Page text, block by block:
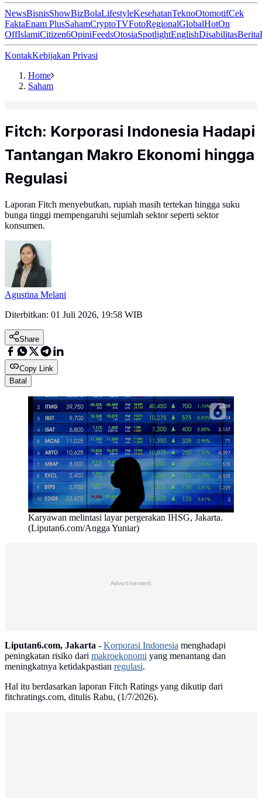
NewsBisnisShowBizBolaLifestyleKesehatanTeknoOtomotifCek
FaktaEnam PlusSahamCryptoTVFotoRegionalGlobalHotOn
OffIslamiCitizen6OpiniFeedsOtosiaSpotlightEnglishDisabilitasBerita
KontakKebijakan Privasi
Home
Saham
Fitch: Korporasi Indonesia Hadapi
Tantangan Makro Ekonomi hingga
Regulasi
Laporan Fitch menyebutkan, rupiah masih tertekan hingga suku
bunga tinggi mempengaruhi sejumlah sektor seperti sektor
konsumen.
Agustina Melani
Diterbitkan: 01 Juli 2026, 19:58 WIB
Share
Copy Link
Batal
Karyawan melintasi layar pergerakan IHSG, Jakarta.
(Liputan6.com/Angga Yuniar)
Advertisement
Liputan6.com, Jakarta - Korporasi Indonesia menghadapi
peningkatan risiko dari makroekonomi yang menantang dan
meningkatnya ketidakpastian regulasi.
Hal itu berdasarkan laporan Fitch Ratings yang dikutip dari
fitchratings.com, ditulis Rabu, (1/7/2026).